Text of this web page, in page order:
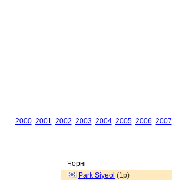
2000 2001 2002 2003 2004 2005 2006 2007
Чорні
Park Siyeol (1p)